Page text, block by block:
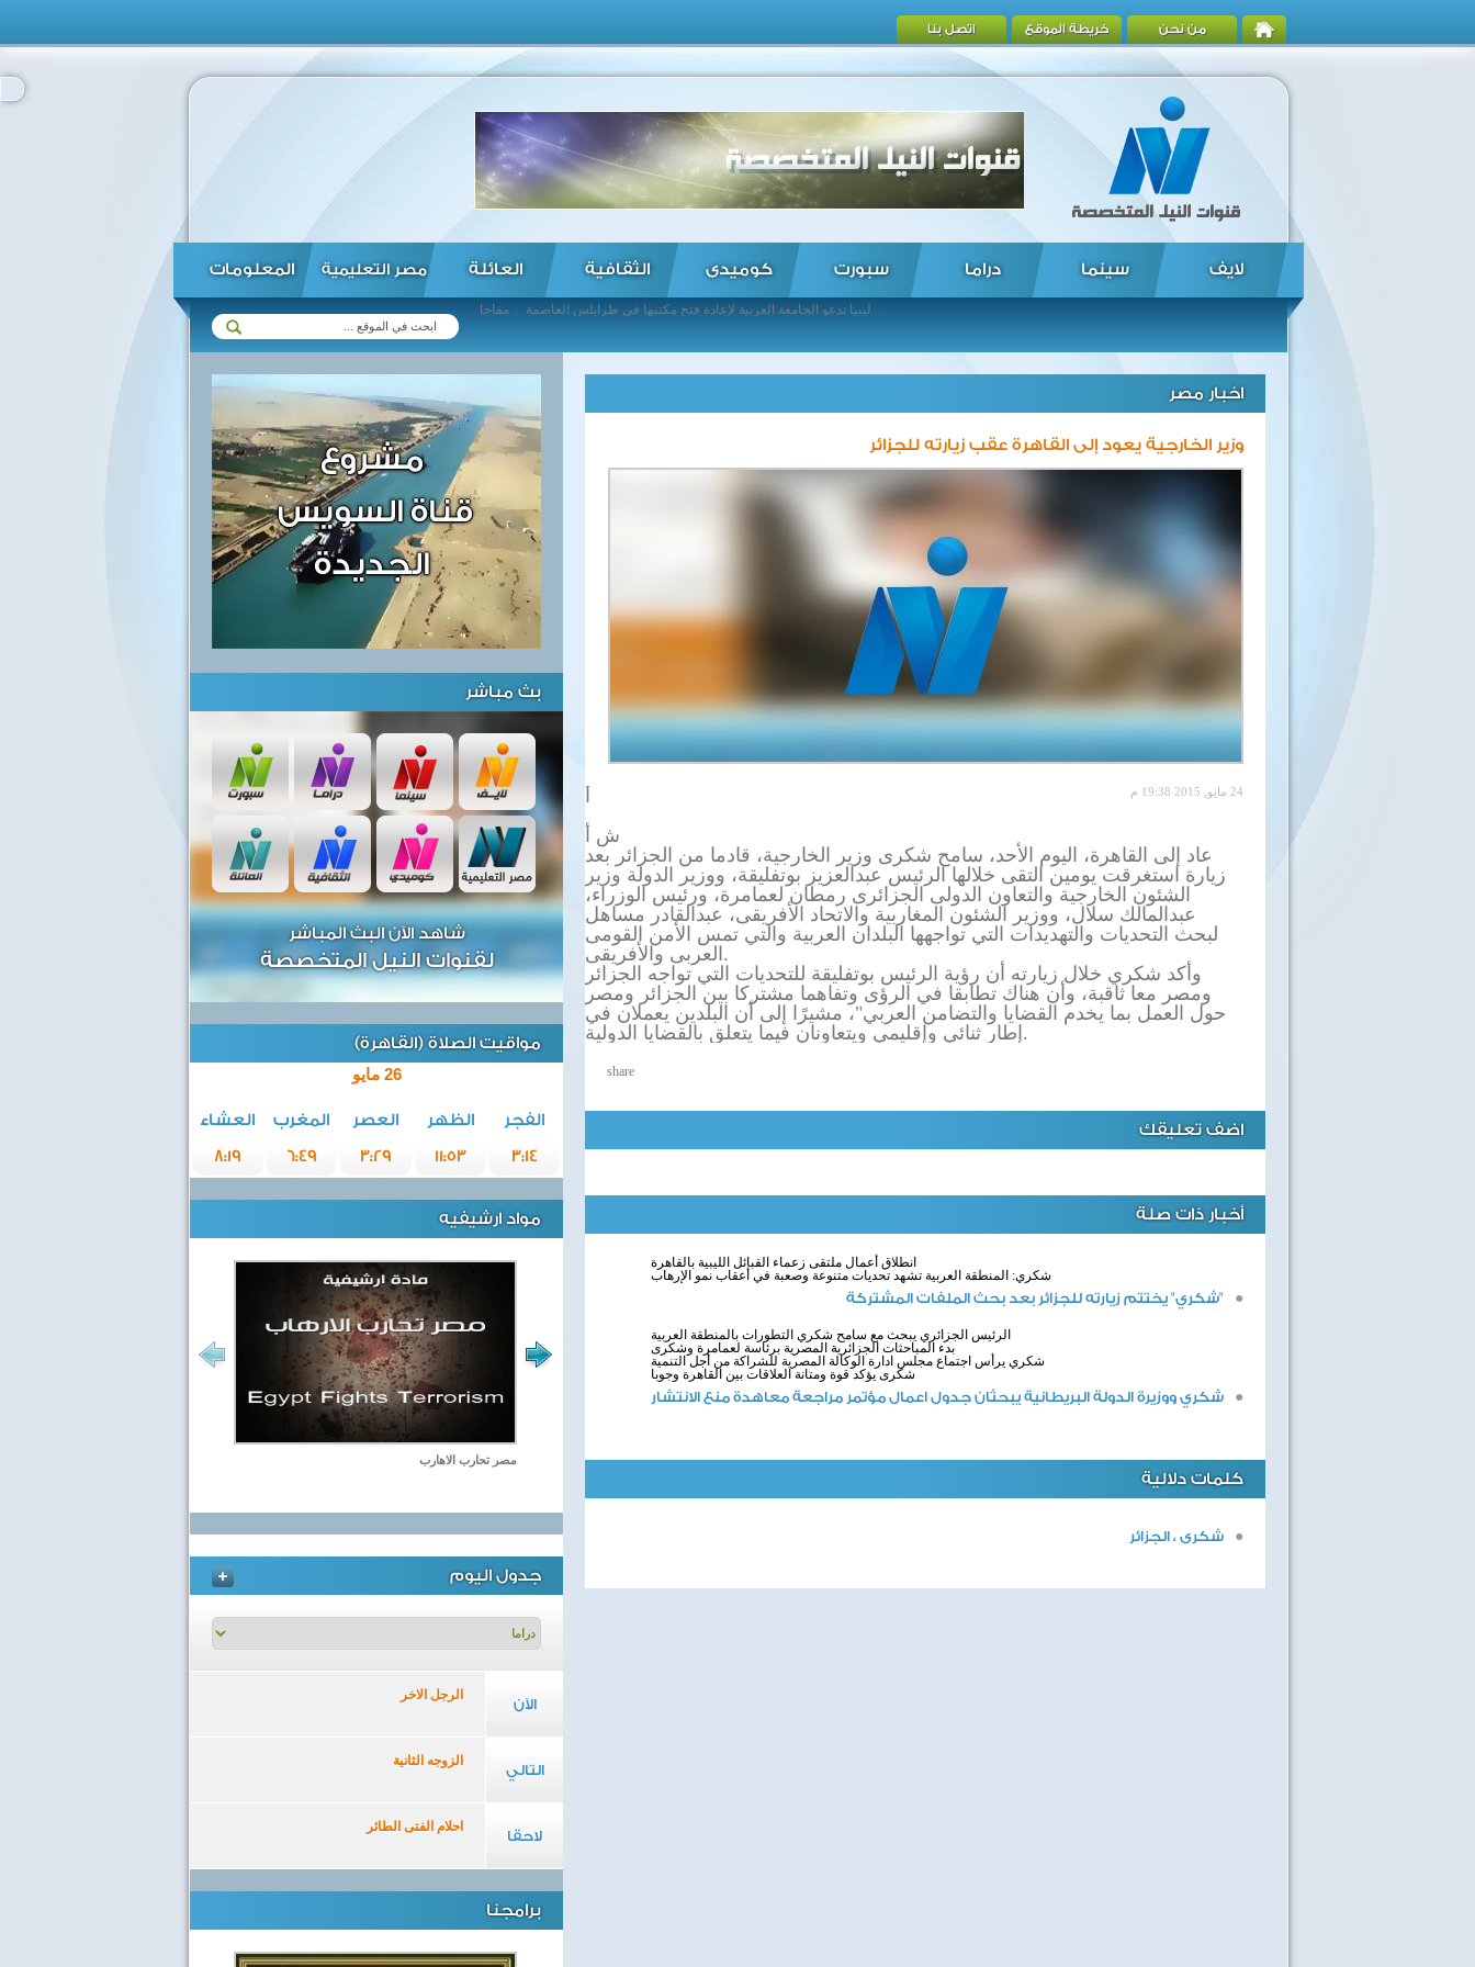
من نحن خريطة الموقع اتصل بنا
لايف سينما دراما سبورت كوميدى الثقافية العائلة مصر التعليمية المعلومات
اخبار مصر
وزير الخارجية يعود إلى القاهرة عقب زيارته للجزائر
24 مايو, 2015 19:38 م
عاد إلى القاهرة، اليوم الأحد، سامح شكرى وزير الخارجية، قادما من الجزائر بعد
زيارة استغرقت يومين التقى خلالها الرئيس عبدالعزيز بوتفليقة، ووزير الدولة وزير
الشئون الخارجية والتعاون الدولى الجزائرى رمطان لعمامرة، ورئيس الوزراء،
عبدالمالك سلال، ووزير الشئون المغاربية والاتحاد الأفريقى، عبدالقادر مساهل
لبحث التحديات والتهديدات التي تواجهها البلدان العربية والتي تمس الأمن القومى
العربى والأفريقى .
وأكد شكري خلال زيارته أن رؤية الرئيس بوتفليقة للتحديات التي تواجه الجزائر
ومصر معا ثاقبة، وأن هناك تطابقا في الرؤى وتفاهما مشتركا بين الجزائر ومصر
حول العمل بما يخدم القضايا والتضامن العربي"، مشيرًا إلى أن البلدين يعملان في
إطار ثنائي وإقليمي ويتعاونان فيما يتعلق بالقضايا الدولية .
share
اضف تعليقك
أخبار ذات صلة
انطلاق أعمال ملتقى زعماء القبائل الليبية بالقاهرة
شكري: المنطقة العربية تشهد تحديات متنوعة وصعبة في أعقاب نمو الإرهاب
"شكري" يختتم زيارته للجزائر بعد بحث الملفات المشتركة
الرئيس الجزائري يبحث مع سامح شكري التطورات بالمنطقة العربية
بدء المباحثات الجزائرية المصرية برئاسة لعمامرة وشكرى
شكري يرأس اجتماع مجلس ادارة الوكالة المصرية للشراكة من أجل التنمية
شكرى يؤكد قوة ومتانة العلاقات بين القاهرة وجوبا
شكري ووزيرة الدولة البريطانية يبحثان جدول اعمال مؤتمر مراجعة معاهدة منع الانتشار
كلمات دلالية
شكرى ، الجزائر
بث مباشر
شاهد الآن البث المباشر
لقنوات النيل المتخصصة
مواقيت الصلاة (القاهرة)
26 مايو
الفجر الظهر العصر المغرب
العشاء
3:14
11:53
3:29
6:49
8:19
مواد ارشيفيه
مصر تحارب الاهارب اغاني وطنية 40 سنة على نصر أكتوبر
جدول اليوم
الآن
الرجل الاخر
التالي
الزوجه الثانية
لاحقا
احلام الفتى الطائر
برامجنا